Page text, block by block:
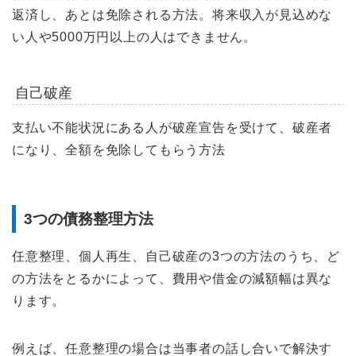
返済し、あとは免除される方法。将来収入が見込めな
い人や5000万円以上の人はできません。
自己破産
支払い不能状況にある人が破産宣告を受けて、破産者
になり、全額を免除してもらう方法
3つの債務整理方法
任意整理、個人再生、自己破産の3つの方法のうち、ど
の方法をとるかによって、費用や借金の減額幅は異な
ります。
例えば、任意整理の場合は当事者の話し合いで解決す